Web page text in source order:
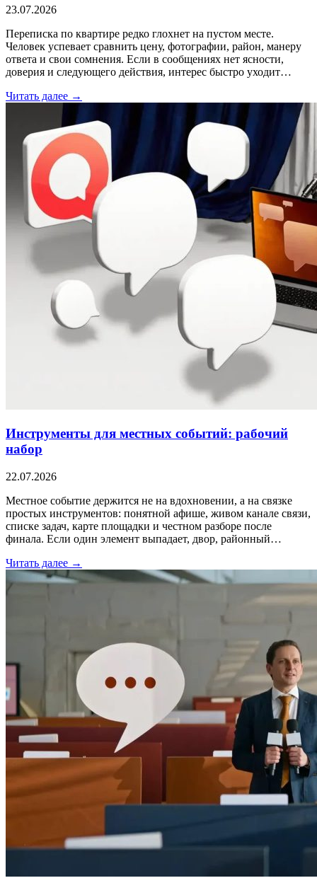
23.07.2026
Переписка по квартире редко глохнет на пустом месте.
Человек успевает сравнить цену, фотографии, район, манеру
ответа и свои сомнения. Если в сообщениях нет ясности,
доверия и следующего действия, интерес быстро уходит…
Читать далее →
Инструменты для местных событий: рабочий
набор
22.07.2026
Местное событие держится не на вдохновении, а на связке
простых инструментов: понятной афише, живом канале связи,
списке задач, карте площадки и честном разборе после
финала. Если один элемент выпадает, двор, районный…
Читать далее →